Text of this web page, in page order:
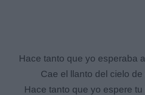
Hace tanto que yo esperaba
Cae el llanto del cielo
Hace tanto que yo espere